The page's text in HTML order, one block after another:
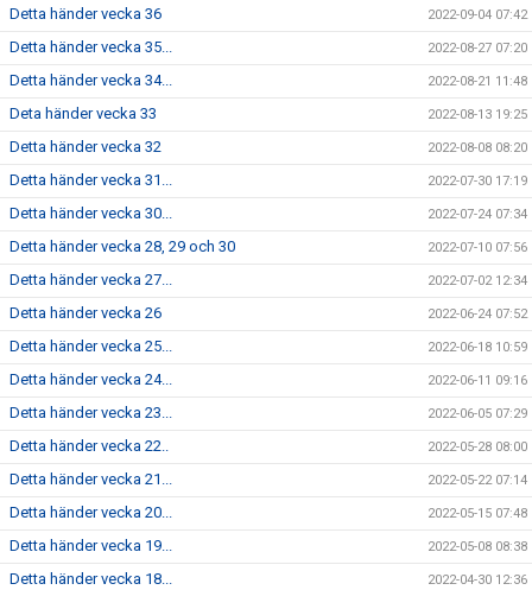
Detta händer vecka 36 2022-09-04 07:42
Detta händer vecka 35... 2022-08-27 07:20
Detta händer vecka 34... 2022-08-21 11:48
Deta händer vecka 33 2022-08-13 19:25
Detta händer vecka 32 2022-08-08 08:20
Detta händer vecka 31... 2022-07-30 17:19
Detta händer vecka 30... 2022-07-24 07:34
Detta händer vecka 28, 29 och 30 2022-07-10 07:56
Detta händer vecka 27... 2022-07-02 12:34
Detta händer vecka 26 2022-06-24 07:52
Detta händer vecka 25... 2022-06-18 10:59
Detta händer vecka 24... 2022-06-11 09:16
Detta händer vecka 23... 2022-06-05 07:29
Detta händer vecka 22.. 2022-05-28 08:00
Detta händer vecka 21... 2022-05-22 07:14
Detta händer vecka 20... 2022-05-15 07:48
Detta händer vecka 19... 2022-05-08 08:38
Detta händer vecka 18... 2022-04-30 12:36